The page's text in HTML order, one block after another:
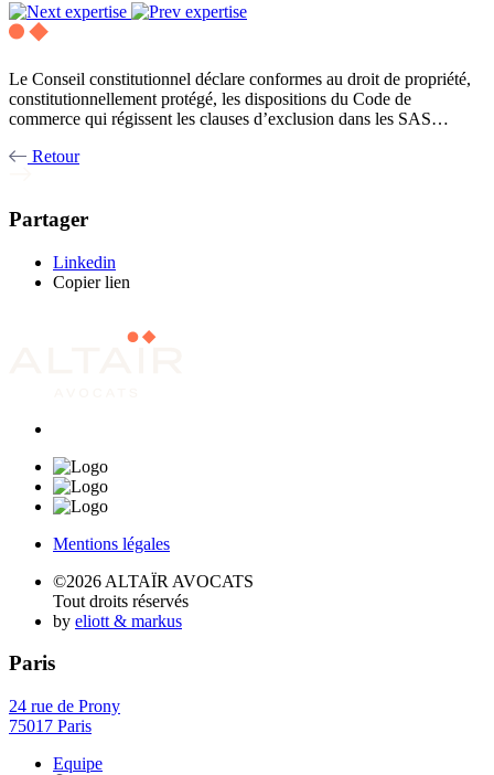
Le Conseil constitutionnel déclare conformes au droit de propriété,
constitutionnellement protégé, les dispositions du Code de
commerce qui régissent les clauses d’exclusion dans les SAS…
Retour
Partager
Linkedin
Copier lien
Mentions légales
©2026 ALTAÏR AVOCATS
Tout droits réservés
by eliott & markus
Paris
24 rue de Prony
75017 Paris
Equipe